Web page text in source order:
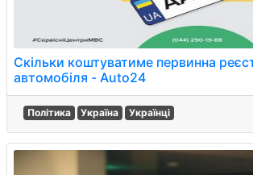
Скільки коштуватиме первинна
автомобіля - Auto24
Політика Україна Українці